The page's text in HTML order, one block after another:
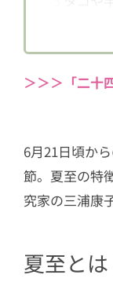
＞＞＞「二十
6月21日頃か
節。夏至の特
究家の三浦康
夏至とは